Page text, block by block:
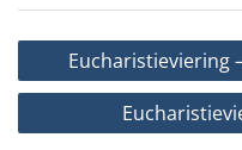
Bericht
navigatie
Eucharistieviering